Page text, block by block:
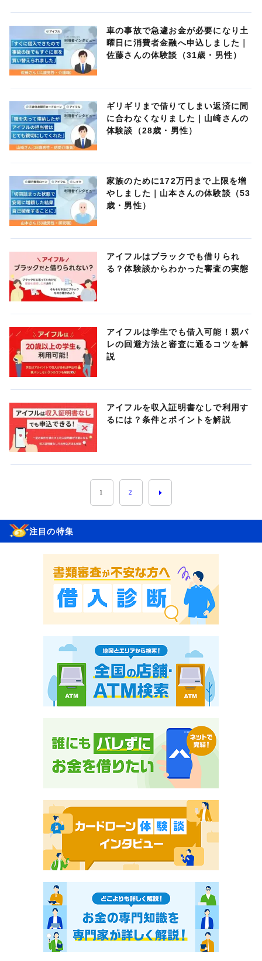
車の事故で急遽お金が必要になり土
曜日に消費者金融へ申込しました｜
佐藤さんの体験談（31歳・男性）
ギリギリまで借りてしまい返済に間
に合わなくなりました｜山崎さんの
体験談（28歳・男性）
家族のために172万円まで上限を増
やしました｜山本さんの体験談（53
歳・男性）
アイフルはブラックでも借りられ
る？体験談からわかった審査の実態
アイフルは学生でも借入可能！親バ
レの回避方法と審査に通るコツを解
説
アイフルを収入証明書なしで利用す
るには？条件とポイントを解説
1 2
注目の特集